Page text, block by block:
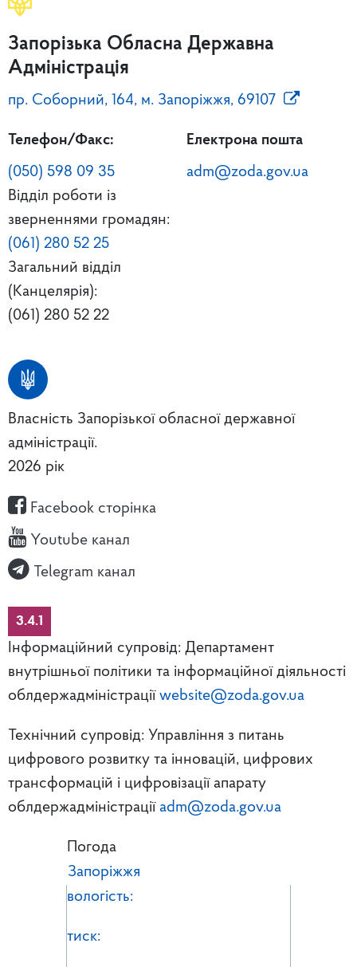
Запорізька Обласна Державна
Адміністрація
пр. Соборний, 164, м. Запоріжжя, 69107
Телефон/Факс:
(050) 598 09 35
Відділ роботи із
зверненнями громадян:
(061) 280 52 25
Загальний відділ
(Канцелярія):
(061) 280 52 22
Електрона пошта
adm@zoda.gov.ua
Власність Запорізької обласної державної
адміністрації.
2026 рік
Facebook сторінка
Youtube канал
Telegram канал
3.4.1
Інформаційний супровід: Департамент
внутрішньої політики та інформаційної діяльності
облдержадміністрації website@zoda.gov.ua
Технічний супровід: Управління з питань
цифрового розвитку та інновацій, цифрових
трансформацій і цифровізації апарату
облдержадміністрації adm@zoda.gov.ua
Погода
Запоріжжя
вологість:
тиск: